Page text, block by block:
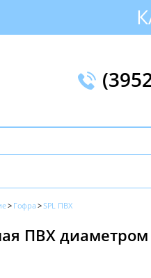
Гофра SPL ПВХ
ПВХ